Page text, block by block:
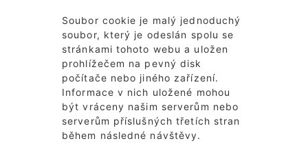
Soubor cookie je malý jednoduchý
soubor, který je odeslán spolu se
stránkami tohoto webu a uložen
prohlížečem na pevný disk
počítače nebo jiného zařízení.
Informace v nich uložené mohou
být vráceny našim serverům nebo
serverům příslušných třetích stran
během následné návštěvy.